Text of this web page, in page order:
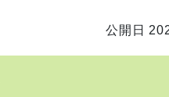
公開日